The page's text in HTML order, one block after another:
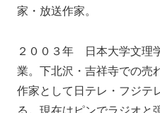
家・放送作家。
２００３年 日本大学文理
業。下北沢・吉祥寺での売
作家として日テレ・フジテ
る。現在はピンでラジオと